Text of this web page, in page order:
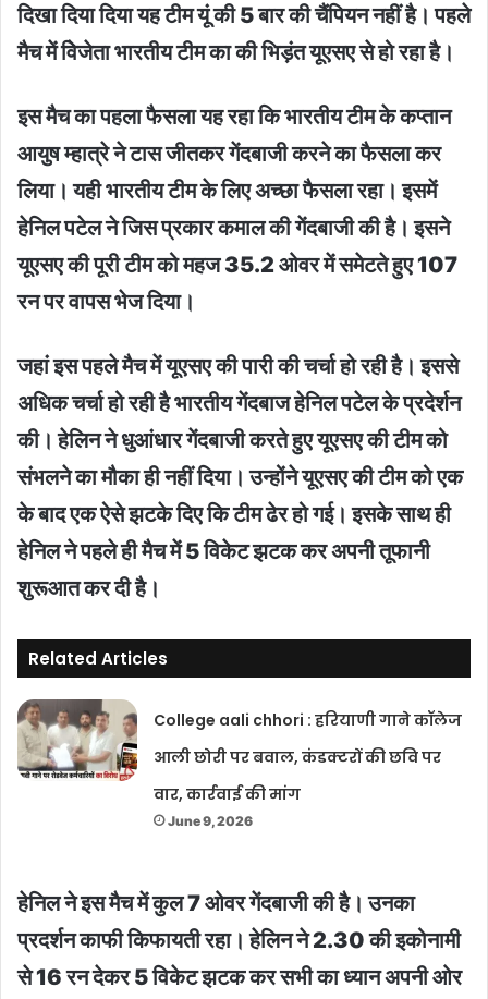
दिखा दिया दिया यह टीम यूं की 5 बार की चैंपियन नहीं है। पहले
मैच में विेजेता भारतीय टीम का की भिड़ंत यूएसए से हो रहा है।
इस मैच का पहला फैसला यह रहा कि भारतीय टीम के कप्‍तान
आयुष म्‍हात्रे ने टास जीतकर गेंदबाजी करने का फैसला कर
लिया। यही भारतीय टीम के लिए अच्छा फैसला रहा। इसमें
हेनिल पटेल ने जिस प्रकार कमाल की गेंदबाजी की है। इसने
यूएसए की पूरी टीम को महज 35.2 ओवर में समेटते हुए 107
रन पर वापस भेज दिया।
जहां इस पहले मैच में यूएसए की पारी की चर्चा हो रही है। इससे
अधिक चर्चा हो रही है भारतीय गेंदबाज हेनिल पटेल के प्रदेर्शन
की। हेलिन ने धुआंधार गेंदबाजी करते हुए यूएसए की टीम को
संभलने का मौका ही नहीं दिया। उन्होंने यूएसए की टीम को एक
के बाद एक ऐसे झटके दिए कि टीम ढेर हो गई। इसके साथ ही
हेनि‍ल ने पहले ही मैच में 5 विकेट झटक कर अपनी तूफानी
शुरूआत कर दी है।
Related Articles
College aali chhori : हरियाणी गाने कॉलेज
आली छोरी पर बवाल, कंडक्टरों की छवि पर
वार, कार्रवाई की मांग
June 9, 2026
हेनिल ने इस मैच में कुल 7 ओवर गेंदबाजी की है। उनका
प्रदर्शन काफी किफायती रहा। हेलिन ने 2.30 की इकोनामी
से 16 रन देकर 5 विकेट झटक कर सभी का ध्यान अपनी ओर